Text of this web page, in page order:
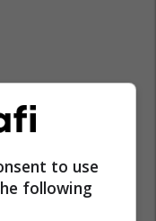
to use
following